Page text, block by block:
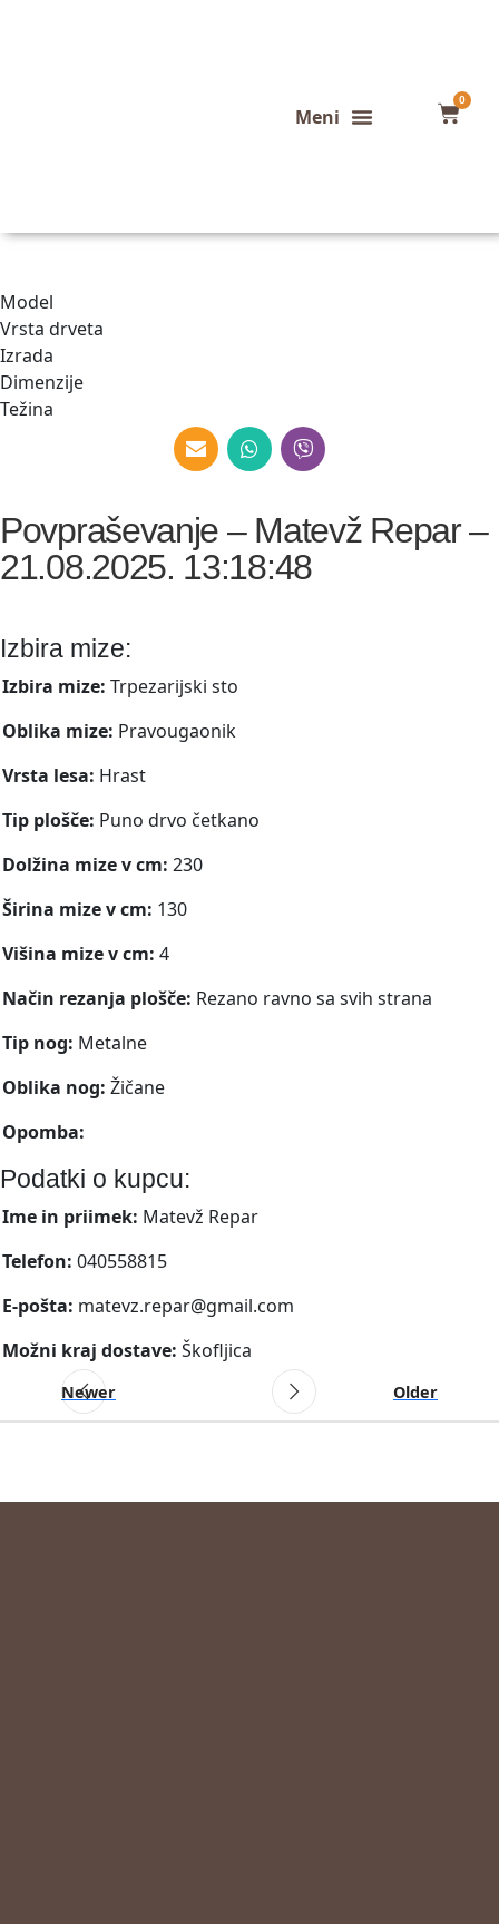
0
Model
Vrsta drveta
Izrada
Dimenzije
Težina
Povpraševanje – Matevž Repar –
21.08.2025. 13:18:48
Izbira mize:
Izbira mize: Trpezarijski sto
Oblika mize: Pravougaonik
Vrsta lesa: Hrast
Tip plošče: Puno drvo četkano
Dolžina mize v cm: 230
Širina mize v cm: 130
Višina mize v cm: 4
Način rezanja plošče: Rezano ravno sa svih strana
Tip nog: Metalne
Oblika nog: Žičane
Opomba:
Podatki o kupcu:
Ime in priimek: Matevž Repar
Telefon: 040558815
E-pošta: matevz.repar@gmail.com
Možni kraj dostave: Škofljica
Newer Older